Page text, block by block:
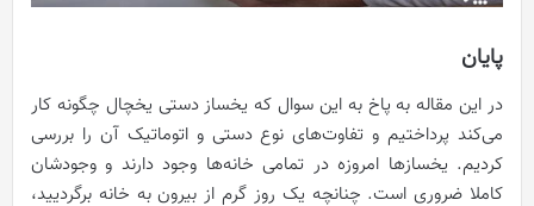
پایان
در این مقاله به پاخ به این سوال که یخساز دستی یخچال چگونه کار
می‌کند پرداختیم و تفاوت‌های نوع دستی و اتوماتیک آن را بررسی
کردیم. یخسازها امروزه در تمامی خانه‌ها وجود دارند و وجودشان
کاملا ضروری است. چنانچه یک روز گرم از بیرون به خانه برگردیید،